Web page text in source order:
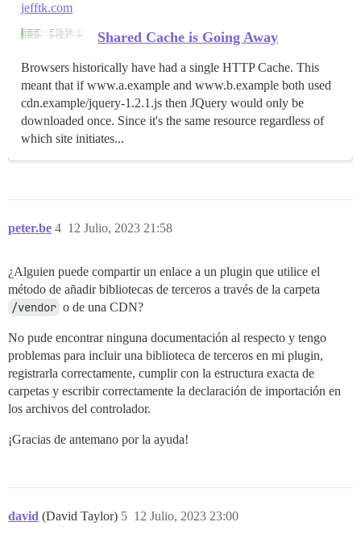
jefftk.com
Shared Cache is Going Away
Browsers historically have had a single HTTP Cache. This
meant that if www.a.example and www.b.example both used
cdn.example/jquery-1.2.1.js then JQuery would only be
downloaded once. Since it's the same resource regardless of
which site initiates...
peter.be 12 Julio, 2023 21:58
4
¿Alguien puede compartir un enlace a un plugin que utilice el
método de añadir bibliotecas de terceros a través de la carpeta
/vendor o de una CDN?
No pude encontrar ninguna documentación al respecto y tengo
problemas para incluir una biblioteca de terceros en mi plugin,
registrarla correctamente, cumplir con la estructura exacta de
carpetas y escribir correctamente la declaración de importación en
los archivos del controlador.
¡Gracias de antemano por la ayuda!
david (David Taylor) 12 Julio, 2023 23:00
5